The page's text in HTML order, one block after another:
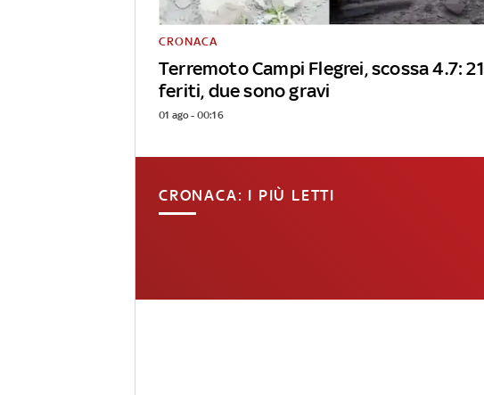
Terremoto Campi Flegrei, scossa 4.7: 21
feriti, due sono gravi
CRONACA
01 ago - 00:16
CRONACA: I PIÙ LETTI